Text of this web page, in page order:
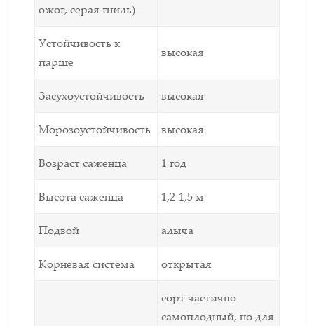
ожог, серая гниль)
Устойчивость к
парше
высокая
Засухоустойчивость высокая
Морозоустойчивость высокая
Возраст саженца 1 год
Высота саженца 1,2-1,5 м
Подвой алыча
Корневая система открытая
сорт частично
самоплодный, но для